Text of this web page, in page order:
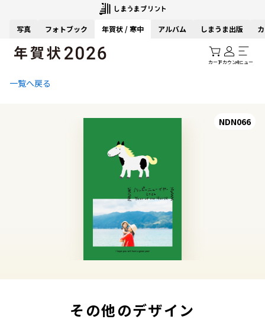
写真 フォトブック 年賀状 / 寒中 アルバム しまうま出版
カートアカウントメニュー
一覧へ戻る
NDN066
その他のデザイン